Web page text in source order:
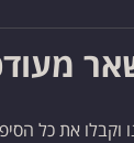
וקבלו את כל